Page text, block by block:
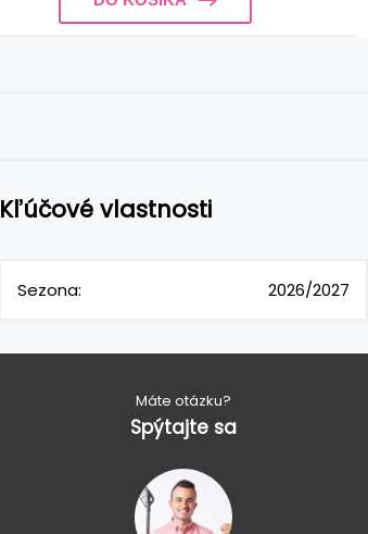
Kľúčové vlastnosti
Sezona: 2026/2027
Máte otázku?
Spýtajte sa